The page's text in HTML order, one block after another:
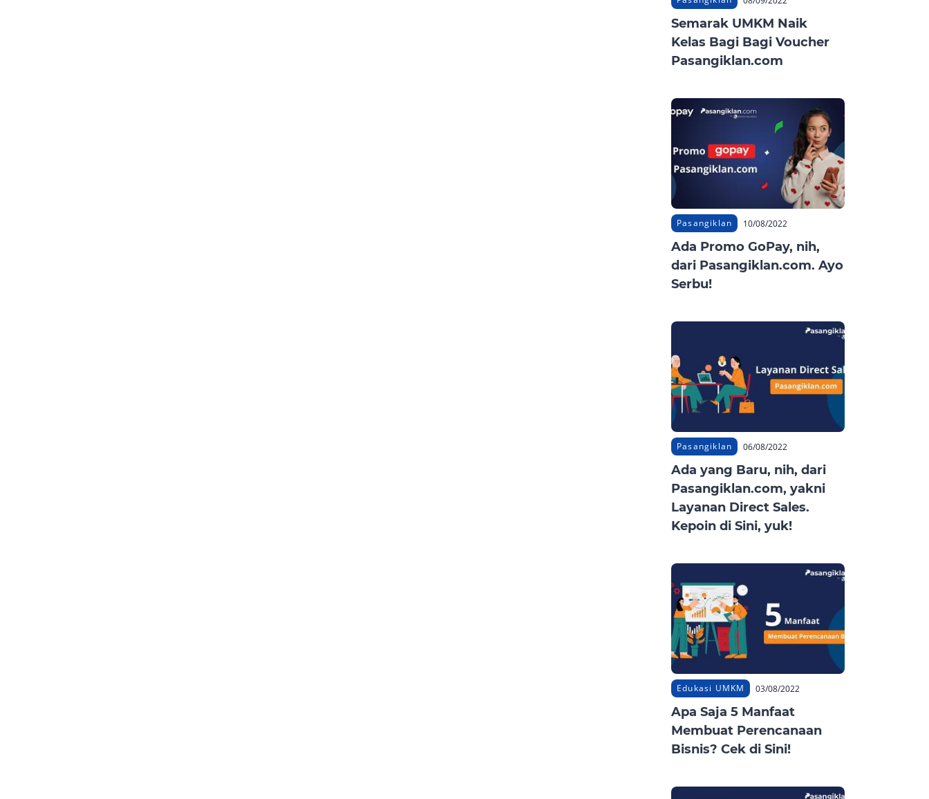
Semarak UMKM Naik
Kelas Bagi Bagi Voucher
Pasangiklan.com
Pasangiklan 10/08/2022
Ada Promo GoPay, nih,
dari Pasangiklan.com. Ayo
Serbu!
Pasangiklan 06/08/2022
Ada yang Baru, nih, dari
Pasangiklan.com, yakni
Layanan Direct Sales.
Kepoin di Sini, yuk!
Edukasi UMKM 03/08/2022
Apa Saja 5 Manfaat
Membuat Perencanaan
Bisnis? Cek di Sini!